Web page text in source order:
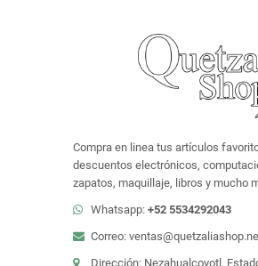
Compra en linea tus artículos
descuentos electrónicos,
zapatos, maquillaje, libros y mucho
Whatsapp: +52 5534292043
Correo:
Dirección: Nezahualcoyotl,